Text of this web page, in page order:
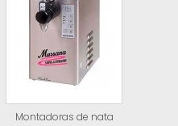
Montadoras de nata